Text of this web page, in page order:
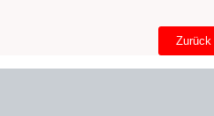
Zurück